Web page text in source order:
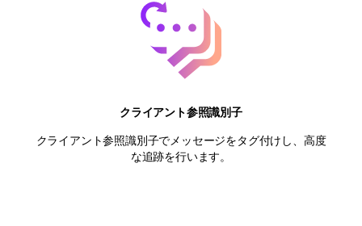
クライアント参照識別子
クライアント参照識別子でメッセージをタグ付けし、高度
な追跡を行います。